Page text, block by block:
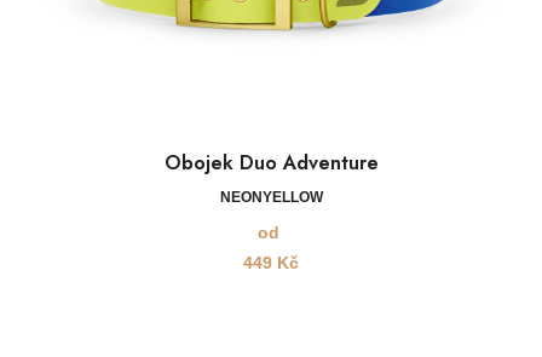
Obojek Duo Adventure
NEONYELLOW
od
449 Kč